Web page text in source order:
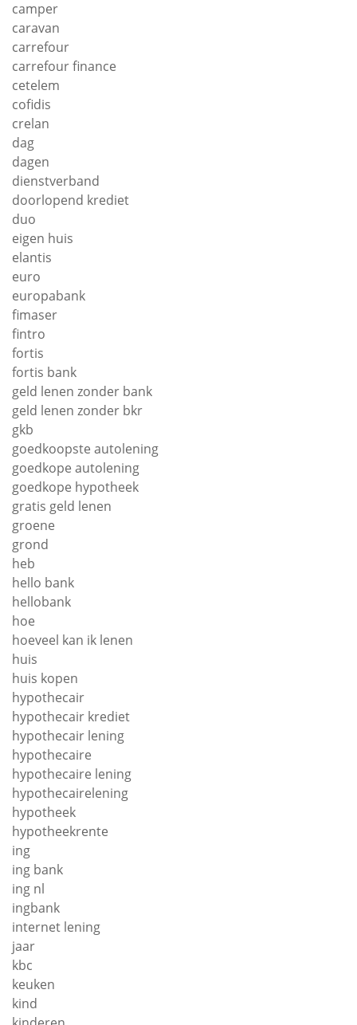
camper
caravan
carrefour
carrefour finance
cetelem
cofidis
crelan
dag
dagen
dienstverband
doorlopend krediet
duo
eigen huis
elantis
euro
europabank
fimaser
fintro
fortis
fortis bank
geld lenen zonder bank
geld lenen zonder bkr
gkb
goedkoopste autolening
goedkope autolening
goedkope hypotheek
gratis geld lenen
groene
grond
heb
hello bank
hellobank
hoe
hoeveel kan ik lenen
huis
huis kopen
hypothecair
hypothecair krediet
hypothecair lening
hypothecaire
hypothecaire lening
hypothecairelening
hypotheek
hypotheekrente
ing
ing bank
ing nl
ingbank
internet lening
jaar
kbc
keuken
kind